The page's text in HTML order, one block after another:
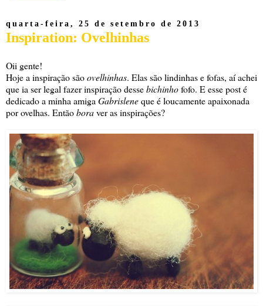
quarta-feira, 25 de setembro de 2013
Inspiration: Ovelhinhas
Oii gente!
Hoje a inspiração sãoovelhinhas. Elas são lindinhas e fofas, aí achei
que ia ser legal fazer inspiração dessebichinhofofo. E esse post é
dedicado a minha amiga Gabrisleneque é loucamente apaixonada
por ovelhas. Entãoboraver as inspirações?